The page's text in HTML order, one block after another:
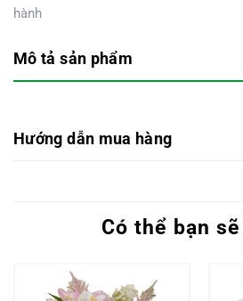
hành
Mô tả sản phẩm
Hướng dẫn mua hàng
Có thể bạn